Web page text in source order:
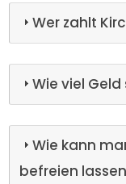
Wer zahlt
Wie viel
Wie kann
befreien